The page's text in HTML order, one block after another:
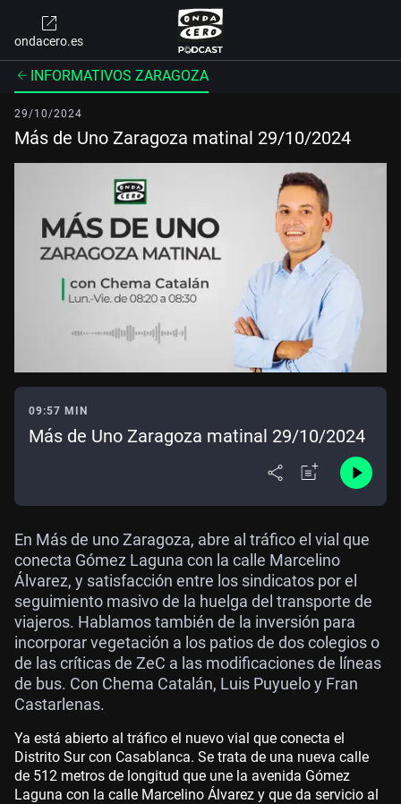
ondacero.es
INFORMATIVOS ZARAGOZA
29/10/2024
Más de Uno Zaragoza matinal 29/10/2024
09:57 MIN
Más de Uno Zaragoza matinal 29/10/2024
En Más de uno Zaragoza, abre al tráfico el vial que
conecta Gómez Laguna con la calle Marcelino
Álvarez, y satisfacción entre los sindicatos por el
seguimiento masivo de la huelga del transporte de
viajeros. Hablamos también de la inversión para
incorporar vegetación a los patios de dos colegios o
de las críticas de ZeC a las modificaciones de líneas
de bus. Con Chema Catalán, Luis Puyuelo y Fran
Castarlenas.
Ya está abierto al tráfico el nuevo vial que conecta el
Distrito Sur con Casablanca. Se trata de una nueva calle
de 512 metros de longitud que une la avenida Gómez
Laguna con la calle Marcelino Álvarez y que da servicio al